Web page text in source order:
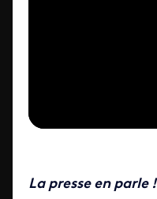
La presse en parle !